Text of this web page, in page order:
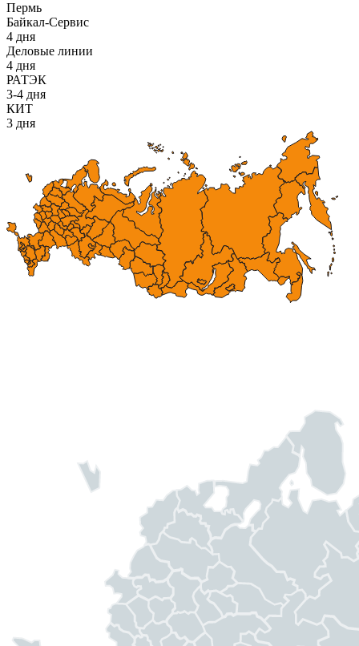
Пермь
Байкал-Сервис
4 дня
Деловые линии
4 дня
РАТЭК
3-4 дня
КИТ
3 дня